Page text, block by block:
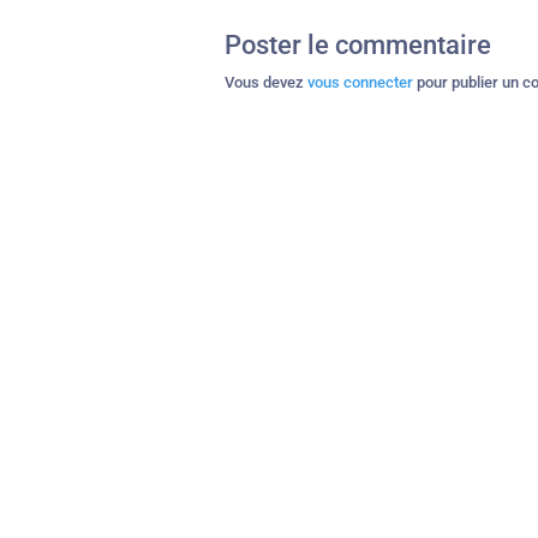
Poster le commentaire
Vous devez vous connecter pour publier un